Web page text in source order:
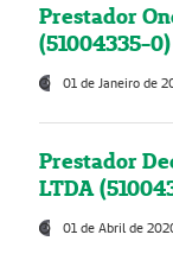
Prestador
(51004335-0)
01 de Janeiro de
Prestador
LTDA
01 de Abril de